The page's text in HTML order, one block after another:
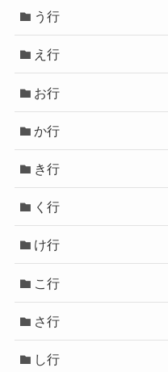
う行
え行
お行
か行
き行
く行
け行
こ行
さ行
し行